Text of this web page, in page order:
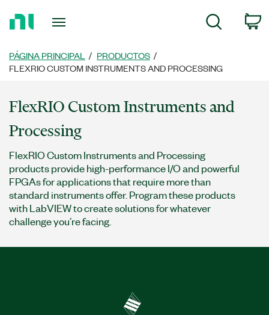
página
principal
Búsqueda
PÁGINA PRINCIPAL
PRODUCTOS
FLEXRIO CUSTOM INSTRUMENTS AND PROCESSING
FlexRIO Custom Instruments and
Processing
FlexRIO Custom Instruments and Processing
products provide high-performance I/O and powerful
FPGAs for applications that require more than
standard instruments offer. Program these products
with LabVIEW to create solutions for whatever
challenge you’re facing.